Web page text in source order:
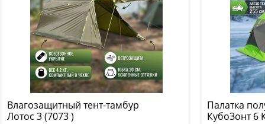
Влагозащитный тент-тамбур
Лотос 3 (7073 )
Палатка
КубоЗонт 6